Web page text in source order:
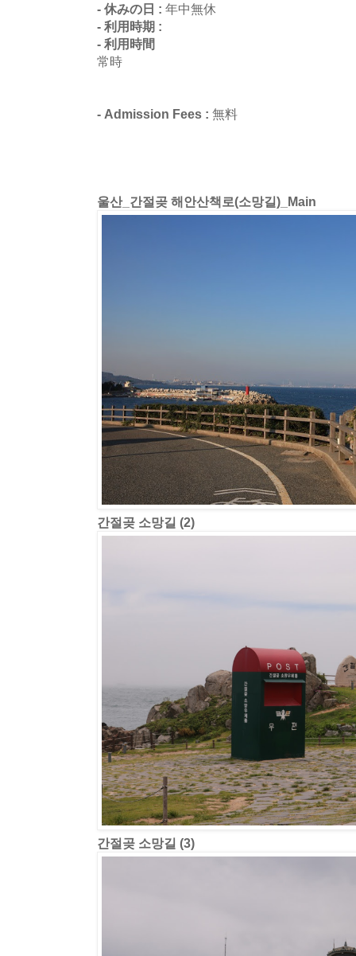
- 休みの日 : 年中無休
- 利用時期 :
- 利用時間
常時
- Admission Fees : 無料
울산_간절곶 해안산책로(소망길)_Main
간절곶 소망길 (2)
간절곶 소망길 (3)